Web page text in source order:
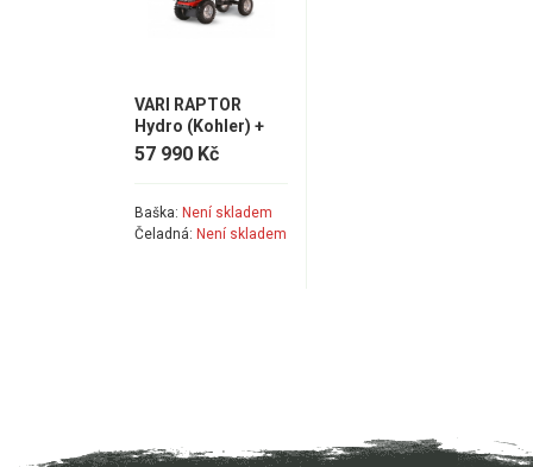
VARI RAPTOR
Hydro (Kohler) +
sulka AV-650
57 990 Kč
Baška: Není skladem
Čeladná: Není skladem